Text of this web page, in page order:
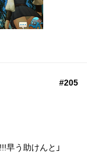
#205
早う助けんと」